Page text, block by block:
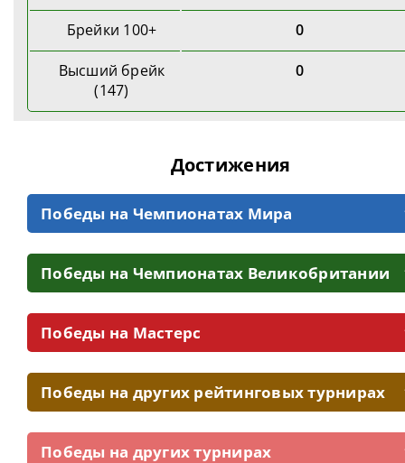
Брейки 100+ 0
Высший брейк
(147)
0
Достижения
Победы на Чемпионатах Мира
Победы на Чемпионатах Великобритании
Победы на Мастерс
Победы на других рейтинговых турнирах
Победы на других турнирах